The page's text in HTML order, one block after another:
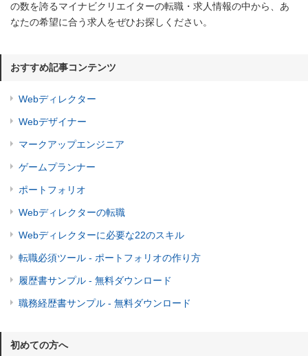
の数を誇るマイナビクリエイターの転職・求人情報の中から、あ
なたの希望に合う求人をぜひお探しください。
おすすめ記事コンテンツ
Webディレクター
Webデザイナー
マークアップエンジニア
ゲームプランナー
ポートフォリオ
Webディレクターの転職
Webディレクターに必要な22のスキル
転職必須ツール - ポートフォリオの作り方
履歴書サンプル - 無料ダウンロード
職務経歴書サンプル - 無料ダウンロード
初めての方へ